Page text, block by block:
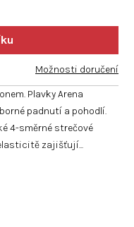
Plavky Arena
padnutí a pohodlí.
4-směrné strečové
zajišťují...
Možnosti doručení